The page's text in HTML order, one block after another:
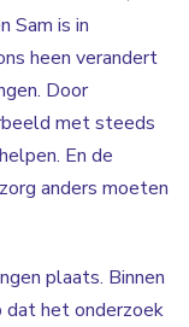
Sam is in
heen verandert
Door
met steeds
En de
anders moeten
plaats. Binnen
het onderzoek